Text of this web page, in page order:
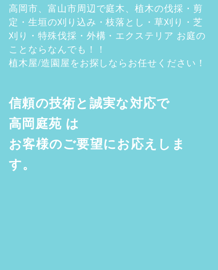
高岡市、富山市周辺で庭木、植木の伐採・剪
定・生垣の刈り込み・枝落とし・草刈り・芝
刈り・特殊伐採・外構・エクステリア お庭の
ことならなんでも！！
植木屋/造園屋をお探しならお任せください！
信頼の技術と誠実な対応で
高岡庭苑 は
お客様のご要望にお応えしま
す。